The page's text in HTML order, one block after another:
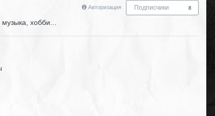
Авторизация Подписчики 8
хобби...